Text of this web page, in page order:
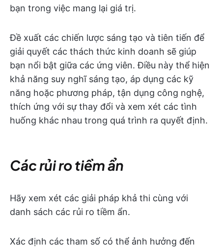
bạn trong việc mang lại giá trị.
Đề xuất các chiến lược sáng tạo và tiên tiến để
giải quyết các thách thức kinh doanh sẽ giúp
bạn nổi bật giữa các ứng viên. Điều này thể hiện
khả năng suy nghĩ sáng tạo, áp dụng các kỹ
năng hoặc phương pháp, tận dụng công nghệ,
thích ứng với sự thay đổi và xem xét các tình
huống khác nhau trong quá trình ra quyết định.
Các rủi ro tiềm ẩn
Hãy xem xét các giải pháp khả thi cùng với
danh sách các rủi ro tiềm ẩn.
Xác định các tham số có thể ảnh hưởng đến